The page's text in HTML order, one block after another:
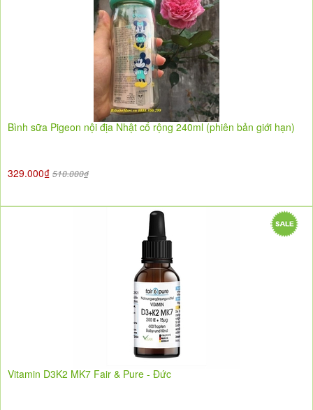
Bình sữa Pigeon nội địa Nhật cổ rộng 240ml (phiên bản giới hạn)
329.000₫ 510.000₫
Vitamin D3K2 MK7 Fair & Pure - Đức